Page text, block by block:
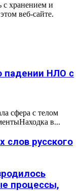
с хранением и
веб-сайте.
падении НЛО с
сфера с телом
в...
русского
процессы,